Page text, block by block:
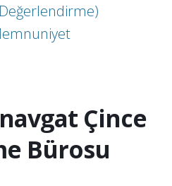
Çince
Bürosu